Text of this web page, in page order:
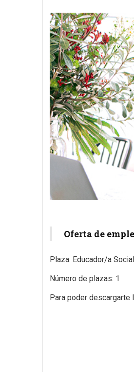
Oferta de
Plaza: Educador/a Social
Número de plazas: 1
Para poder